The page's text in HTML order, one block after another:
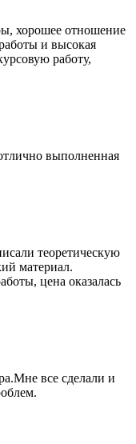
хорошее отношение
и высокая
работу,
выполненная
теоретическую
материал.
цена оказалась
все сделали и